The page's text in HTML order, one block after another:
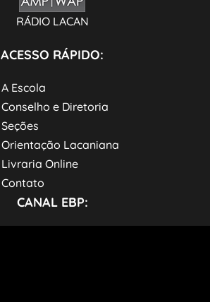
RÁDIO LACAN
ACESSO RÁPIDO:
A Escola
Conselho e Diretoria
Seções
Orientação Lacaniana
Livraria Online
Contato
CANAL EBP: